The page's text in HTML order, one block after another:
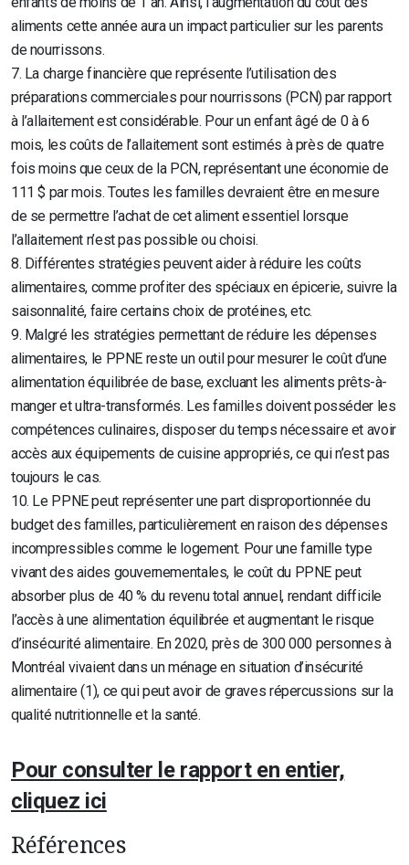
aliments cette année aura un impact particulier sur les parents
de nourrissons.
7. La charge financière que représente l’utilisation des
préparations commerciales pour nourrissons (PCN) par rapport
à l’allaitement est considérable. Pour un enfant âgé de 0 à 6
mois, les coûts de l’allaitement sont estimés à près de quatre
fois moins que ceux de la PCN, représentant une économie de
111 $ par mois. Toutes les familles devraient être en mesure
de se permettre l’achat de cet aliment essentiel lorsque
l’allaitement n’est pas possible ou choisi.
8. Différentes stratégies peuvent aider à réduire les coûts
alimentaires, comme profiter des spéciaux en épicerie, suivre la
saisonnalité, faire certains choix de protéines, etc.
9. Malgré les stratégies permettant de réduire les dépenses
alimentaires, le PPNE reste un outil pour mesurer le coût d’une
alimentation équilibrée de base, excluant les aliments prêts-à-
manger et ultra-transformés. Les familles doivent posséder les
compétences culinaires, disposer du temps nécessaire et avoir
accès aux équipements de cuisine appropriés, ce qui n’est pas
toujours le cas.
10. Le PPNE peut représenter unepart disproportionnée du
budgetdes familles, particulièrement en raison des dépenses
incompressibles comme le logement. Pour une famille type
vivant des aides gouvernementales, le coût du PPNE peut
absorber plus de 40 % du revenutotal annuel, rendant difficile
l’accès à une alimentation équilibrée et augmentant le risque
d’insécurité alimentaire. En 2020, près de 300 000 personnes à
Montréal vivaient dans un ménage en situation d’insécurité
alimentaire (1), ce qui peut avoir de graves répercussions sur la
qualité nutritionnelle et la santé.
Pour consulter le rapport en entier,
cliquez ici
Références